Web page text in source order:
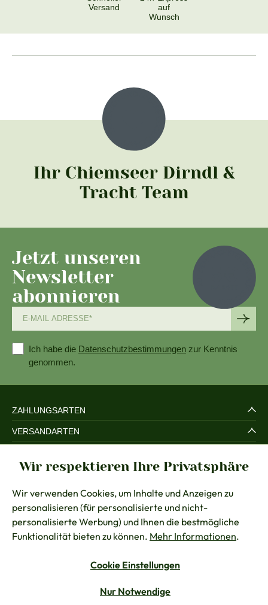
Versand
auf
Wunsch
Ihr Chiemseer Dirndl &
Tracht Team
Jetzt unseren
Newsletter
abonnieren
Ich habe die Datenschutzbestimmungen zur Kenntnis
genommen.
ZAHLUNGSARTEN
VERSANDARTEN
RECHTLICHES
BERATUNG
KONTAKT
Vertrag widerrufen
Wir respektieren Ihre Privatsphäre
Wir verwenden Cookies, um Inhalte und Anzeigen zu
personalisieren (für personalisierte und nicht-
personalisierte Werbung) und Ihnen die bestmögliche
Funktionalität bieten zu können. Mehr Informationen.
Cookie Einstellungen
Nur Notwendige